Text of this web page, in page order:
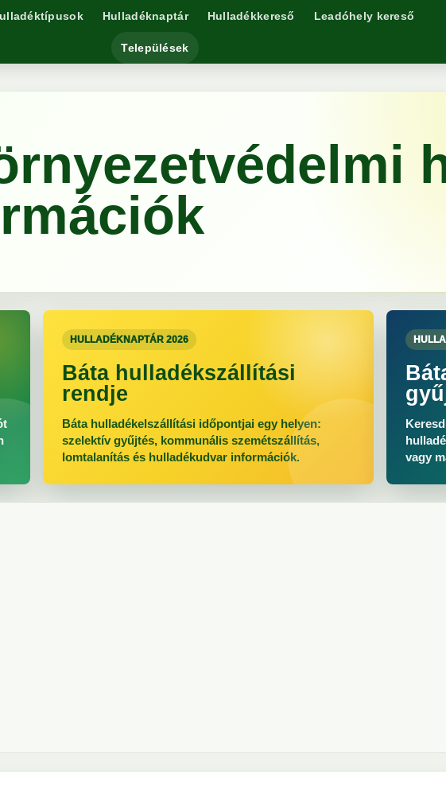
Hulladéknaptár Hulladékkereső Leadóhely kereső
Települések
HULLADÉKNAPTÁR 2026
Báta hulladékszállítási
rendje
Báta hulladékelszállítási időpontjai egy helyen:
szelektív gyűjtés, kommunális szemétszállítás,
lomtalanítás és hulladékudvar információk.
vagy